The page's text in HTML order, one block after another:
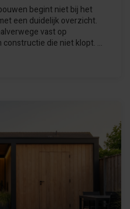
begint niet bij het
een duidelijk overzicht.
vast op
die niet klopt. ...